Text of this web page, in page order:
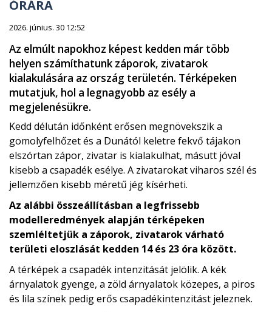
ÓRÁRA
2026. június. 30 12:52
Az elmúlt napokhoz képest kedden már több
helyen számíthatunk záporok, zivatarok
kialakulására az ország területén. Térképeken
mutatjuk, hol a legnagyobb az esély a
megjelenésükre.
Kedd délután időnként erősen megnövekszik a
gomolyfelhőzet és a Dunától keletre fekvő tájakon
elszórtan zápor, zivatar is kialakulhat, másutt jóval
kisebb a csapadék esélye. A zivatarokat viharos szél és
jellemzően kisebb méretű jég kísérheti.
Az alábbi összeállításban a legfrissebb
modelleredmények alapján térképeken
szemléltetjük a záporok, zivatarok várható
területi eloszlását kedden 14 és 23 óra között.
A térképek a csapadék intenzitását jelölik. A kék
árnyalatok gyenge, a zöld árnyalatok közepes, a piros
és lila színek pedig erős csapadékintenzitást jeleznek.